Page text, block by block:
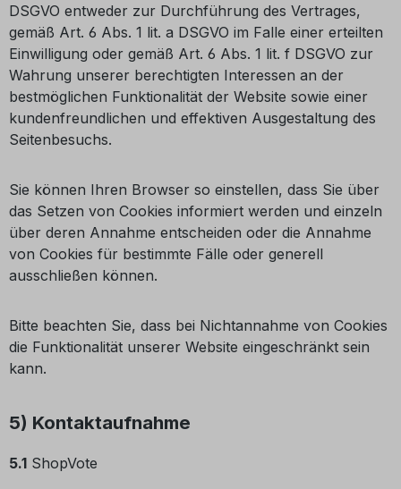
DSGVO entweder zur Durchführung des Vertrages,
gemäß Art. 6 Abs. 1 lit. a DSGVO im Falle einer erteilten
Einwilligung oder gemäß Art. 6 Abs. 1 lit. f DSGVO zur
Wahrung unserer berechtigten Interessen an der
bestmöglichen Funktionalität der Website sowie einer
kundenfreundlichen und effektiven Ausgestaltung des
Seitenbesuchs.
Sie können Ihren Browser so einstellen, dass Sie über
das Setzen von Cookies informiert werden und einzeln
über deren Annahme entscheiden oder die Annahme
von Cookies für bestimmte Fälle oder generell
ausschließen können.
Bitte beachten Sie, dass bei Nichtannahme von Cookies
die Funktionalität unserer Website eingeschränkt sein
kann.
5) Kontaktaufnahme
5.1 ShopVote